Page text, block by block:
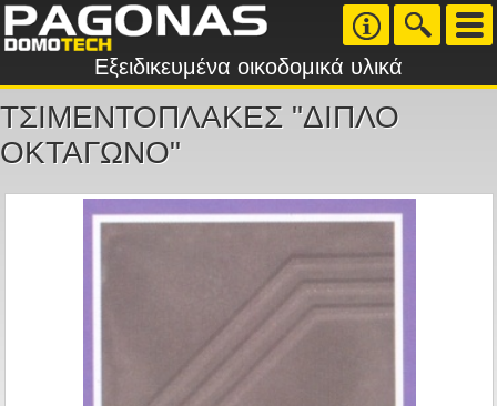
Εξειδικευμένα οικοδομικά υλικά
ΤΣΙΜΕΝΤΟΠΛΑΚΕΣ "ΔΙΠΛΟ
ΟΚΤΑΓΩΝΟ"